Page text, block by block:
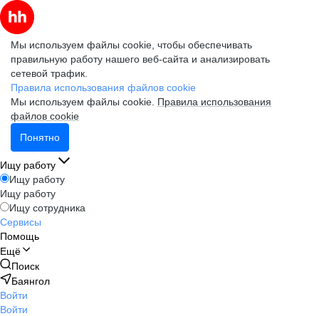
Мы используем файлы cookie, чтобы обеспечивать
правильную работу нашего веб-сайта и анализировать
сетевой трафик.
Правила использования файлов cookie
Мы используем файлы cookie. Правила использования
файлов cookie
Понятно
Ищу работу
Ищу работу
Ищу работу
Ищу сотрудника
Сервисы
Помощь
Ещё
Поиск
Баянгол
Войти
Войти